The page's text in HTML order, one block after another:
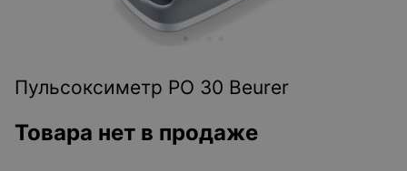
Пульсоксиметр PO 30 Beurer
Товара нет в продаже